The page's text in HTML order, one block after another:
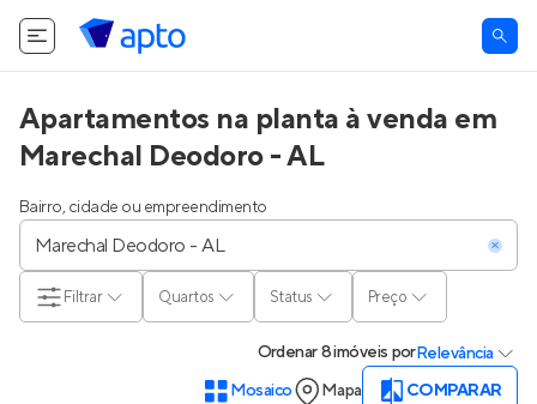
Apartamentos na planta à venda em
Marechal Deodoro - AL
Bairro, cidade ou empreendimento
Quartos Status Preço
Filtrar
Ordenar8 imóveis porRelevância
Mosaico
Mapa COMPARAR